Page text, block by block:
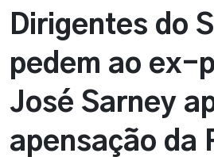
Dirigentes do
pedem ao ex-
José Sarney
apensação da